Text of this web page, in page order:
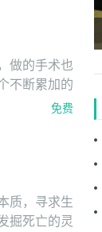
医学人文
康有力。
做的手术也
不断累加的
的样子……叙
将迎刃而
免费
质，寻求生
掘死亡的灵